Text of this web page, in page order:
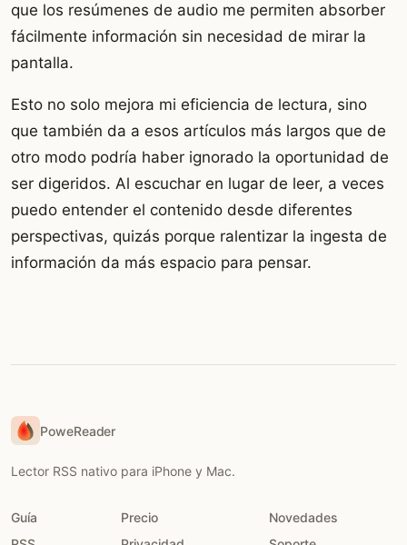
que los resúmenes de audio me permiten absorber
fácilmente información sin necesidad de mirar la
pantalla.
Esto no solo mejora mi eficiencia de lectura, sino
que también da a esos artículos más largos que de
otro modo podría haber ignorado la oportunidad de
ser digeridos. Al escuchar en lugar de leer, a veces
puedo entender el contenido desde diferentes
perspectivas, quizás porque ralentizar la ingesta de
información da más espacio para pensar.
PoweReader
Lector RSS nativo para iPhone y Mac.
Guía Precio
Novedades